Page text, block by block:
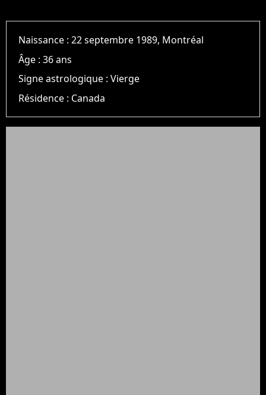
Naissance :22 septembre 1989, Montréal
Âge :36 ans
Signe astrologique :Vierge
Résidence : Canada